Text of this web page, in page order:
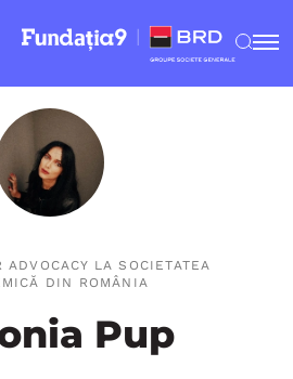
ADVOCACY LA SOCIETATEA
DIN ROMÂNIA
Pup